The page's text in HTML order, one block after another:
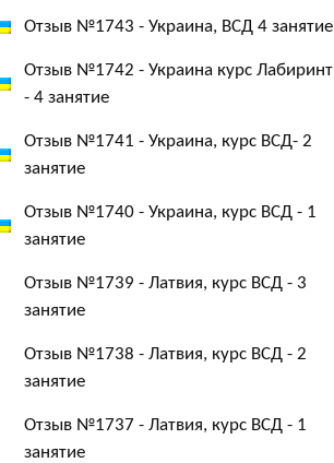
Отзыв №1743 - Украина, ВСД 4 занятие
Отзыв №1742 - Украина курс Лабиринт
- 4 занятие
Отзыв №1741 - Украина, курс ВСД- 2
занятие
Отзыв №1740 - Украина, курс ВСД - 1
занятие
Отзыв №1739 - Латвия, курс ВСД - 3
занятие
Отзыв №1738 - Латвия, курс ВСД - 2
занятие
Отзыв №1737 - Латвия, курс ВСД - 1
занятие